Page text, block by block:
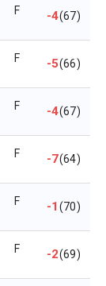
F -4(67)
F -5(66)
F -4(67)
F -7(64)
F -1(70)
F -2(69)